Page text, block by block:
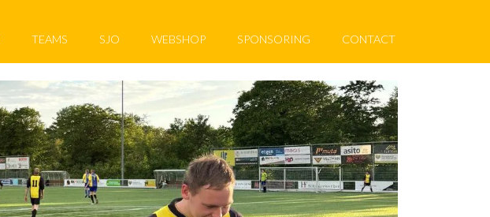
TEAMS SJO WEBSHOP SPONSORING CONTACT